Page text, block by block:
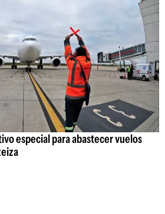
especial para abastecer vuelos